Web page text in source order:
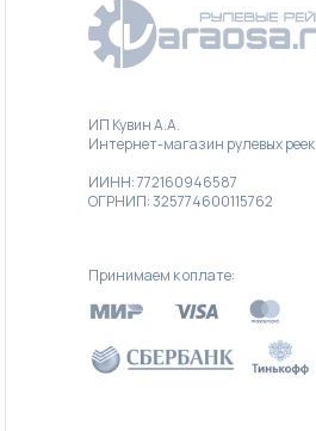
Принимаем к оплате:
ИП Кувин А.А.
Интернет-магазин рулевых реек
ИИНН: 772160946587
ОГРНИП: 325774600115762